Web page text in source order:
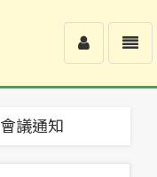
Toggle
user
會議通知